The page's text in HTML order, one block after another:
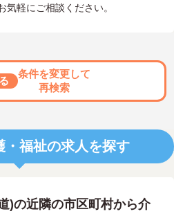
軽にご相談ください。
条件を変更して
再検索
・福祉の求人を探す
)の近隣の市区町村から介